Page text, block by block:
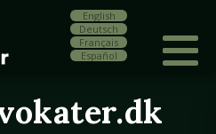
English
Deutsch
Français
Español